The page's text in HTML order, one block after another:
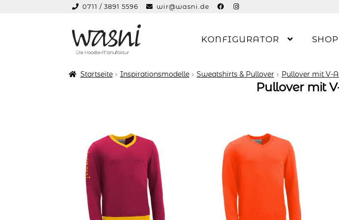
0711 / 3891 5596 wir@wasni.de
Zur
springen
Zum
springen
KONFIGURATOR SHOP
Startseite Inspirationsmodelle Sweatshirts & Pullover Pullover mit V-
Pullover mit